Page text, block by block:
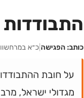
התבודדות
כותב: הפגישה כ״א
על חובת
מגדולי ישראל,